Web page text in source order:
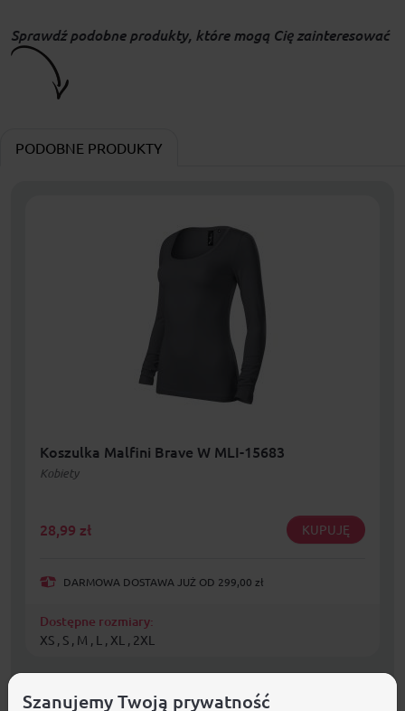
Sprawdź podobne produkty, które mogą Cię zainteresować
PODOBNE PRODUKTY
Koszulka Malfini Brave W MLI-15683
Kobiety
28,99 zł KUPUJĘ
DARMOWA DOSTAWA JUŻ OD 299,00 zł
Dostępne rozmiary:
XS , S , M , L , XL , 2XL
Szanujemy Twoją prywatność